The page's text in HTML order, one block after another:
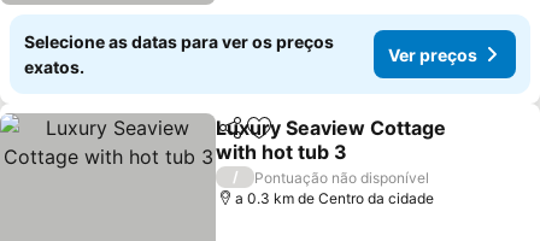
Selecione as datas para ver os preços
exatos.
Ver preços
PartilharAdicionar aos favoritos
Luxury Seaview Cottage
with hot tub 3
/
Pontuação não disponível
a 0.3 km de Centro da cidade